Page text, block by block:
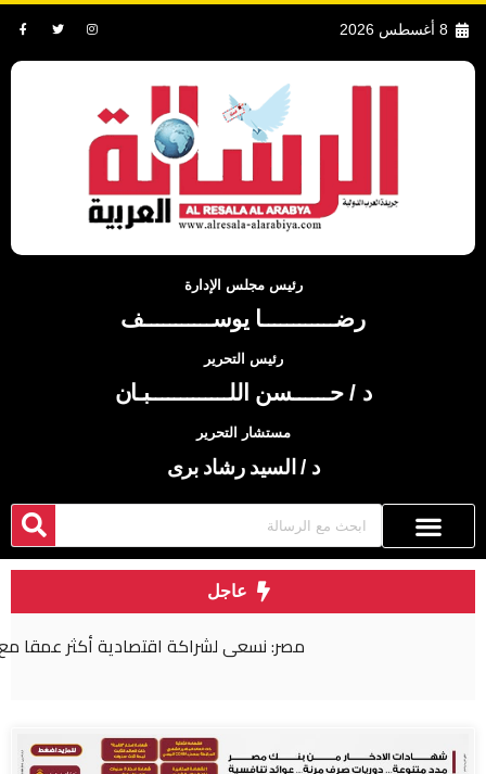
8 أغسطس 2026
رئيس مجلس الإدارة
رضــــــــــــا يوســـــــــــف
رئيس التحرير
د / حــــــسن اللـــــــــــــبـان
مستشار التحرير
د / السيد رشاد برى
عاجل
مصر: نسعى لشراكة اقتصادية أكثر عمقا مع روسيا